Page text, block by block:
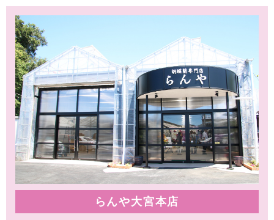
らんや大宮本店